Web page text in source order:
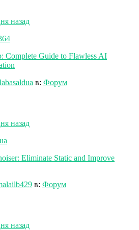
назад
Complete Guide to Flawless AI
в: Форум
назад
Eliminate Static and Improve
в: Форум
назад